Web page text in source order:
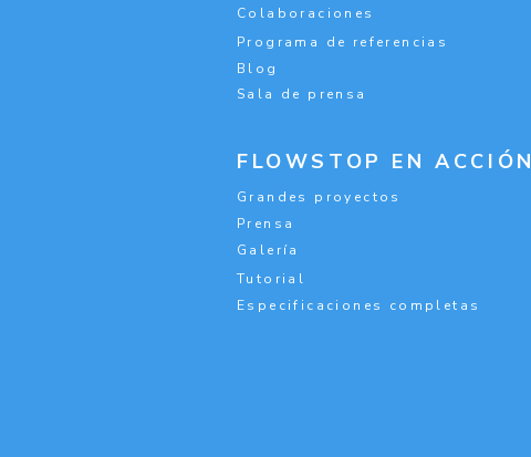
Colaboraciones
Programa de referencias
Blog
Sala de prensa
FLOWSTOP EN ACCIÓN
Grandes proyectos
Prensa
Galería
Tutorial
Especificaciones completas